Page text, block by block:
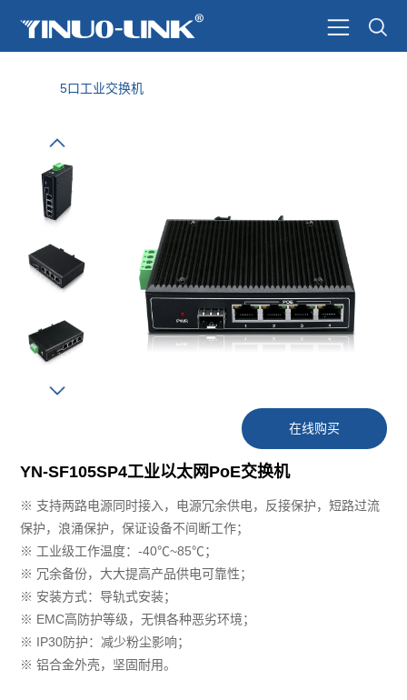
5口工业交换机
在线购买
YN-SF105SP4工业以太网PoE交换机
※ ⽀持两路电源同时接⼊，电源冗余供电，反接保护，短路过流
保护，浪涌保护，保证设备不间断⼯作；
※ ⼯业级⼯作温度：-40℃~85℃；
※ 冗余备份，⼤⼤提⾼产品供电可靠性；
※ 安装⽅式：导轨式安装；
※ EMC⾼防护等级，⽆惧各种恶劣环境；
※ IP30防护：减少粉尘影响；
※ 铝合⾦外壳，坚固耐⽤。